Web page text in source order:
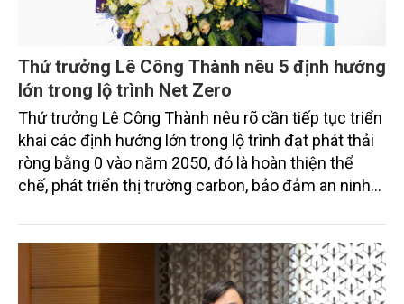
Thứ trưởng Lê Công Thành nêu 5 định hướng
lớn trong lộ trình Net Zero
Thứ trưởng Lê Công Thành nêu rõ cần tiếp tục triển
khai các định hướng lớn trong lộ trình đạt phát thải
ròng bằng 0 vào năm 2050, đó là hoàn thiện thể
chế, phát triển thị trường carbon, bảo đảm an ninh
bền vững, thúc đẩy chuyển đổi xanh trong các
ngành kinh tế, phát huy vai trò của các hệ sinh thái
tự nhiên trong hấp thụ và lưu giữ carbon.